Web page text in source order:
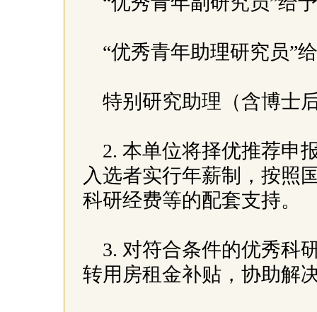
“优秀青年助理研究员”
特别研究助理（含博士
2. 本单位将择优推荐申
入选者实行年薪制，按照
科研经费等的配套支持。
3. 对符合条件的优秀科
转用房租金补贴，协助解